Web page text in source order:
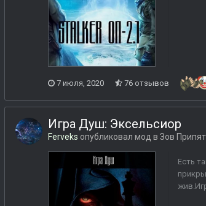
7 июля, 2020 76 отзывов
Игра Душ: Эксельсиор
Ferveks опубликовал мод в Зов
Есть